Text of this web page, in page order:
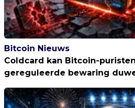
Bitcoin Nieuws
Coldcard kan Bitcoin-
gereguleerde bewaring